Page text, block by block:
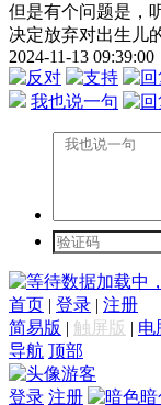
但是有个问题是，
决定放弃对出生儿
2024-11-13 09:39:00
我也说一句
数据加载中
首页 | 登录 | 注册
简易版 | 触屏版 | 电
导航 顶部
游客
登录 注册